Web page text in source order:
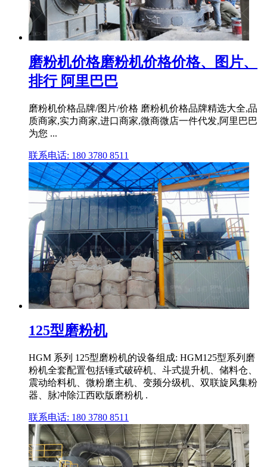
磨粉机价格磨粉机价格价格、图片、
排行 阿里巴巴
磨粉机价格品牌/图片/价格 磨粉机价格品牌精选大全,品
质商家,实力商家,进口商家,微商微店一件代发,阿里巴巴
为您 ...
联系电话: 180 3780 8511
125型磨粉机
HGM 系列 125型磨粉机的设备组成: HGM125型系列磨
粉机全套配置包括锤式破碎机、斗式提升机、储料仓、
震动给料机、微粉磨主机、变频分级机、双联旋风集粉
器、脉冲除江西欧版磨粉机 .
联系电话: 180 3780 8511